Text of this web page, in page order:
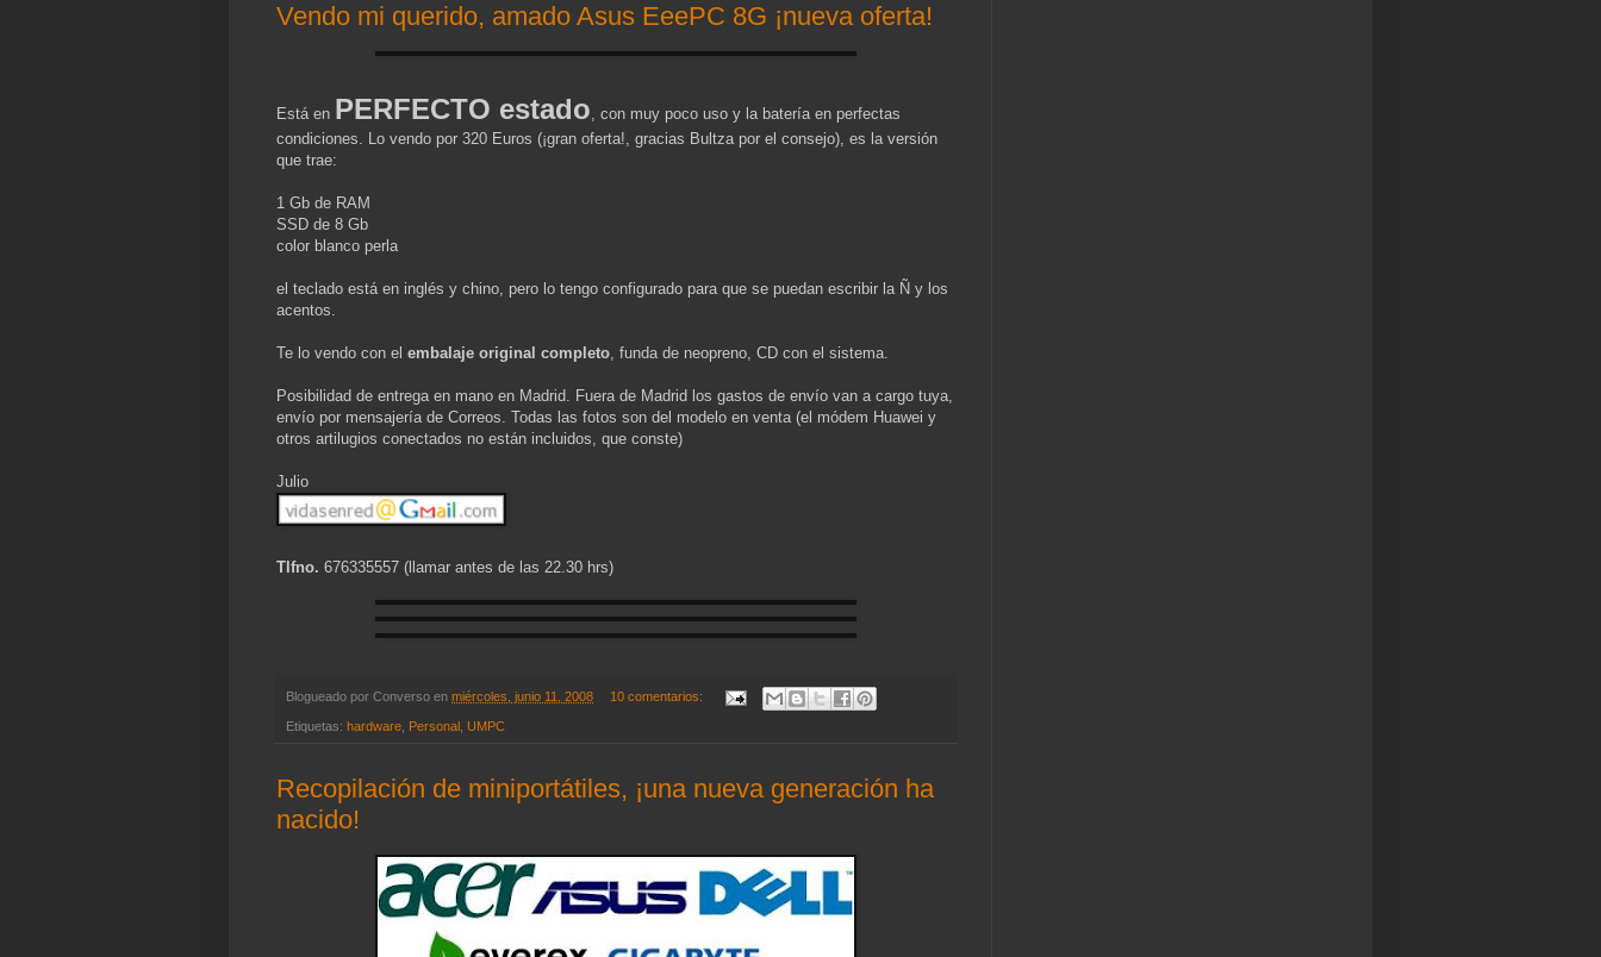
Vendo mi querido, amado Asus EeePC 8G ¡nueva oferta!
Está en PERFECTO estado, con muy poco uso y la batería en perfectas
condiciones. Lo vendo por 320 Euros (¡gran oferta!, gracias Bultza por el consejo), es la versión
que trae:
1 Gb de RAM
SSD de 8 Gb
color blanco perla
el teclado está en inglés y chino, pero lo tengo configurado para que se puedan escribir la Ñ y los
acentos.
Te lo vendo con el embalaje original completo, funda de neopreno, CD con el sistema.
Posibilidad de entrega en mano en Madrid. Fuera de Madrid los gastos de envío van a cargo tuya,
envío por mensajería de Correos. Todas las fotos son del modelo en venta (el módem Huawei y
otros artilugios conectados no están incluidos, que conste)
Julio
Tlfno. 676335557 (llamar antes de las 22.30 hrs)
Blogueado por Converso en miércoles, junio 11, 2008 10 comentarios:
Etiquetas: hardware Personal UMPC
Recopilación de miniportátiles, ¡una nueva generación ha
nacido!